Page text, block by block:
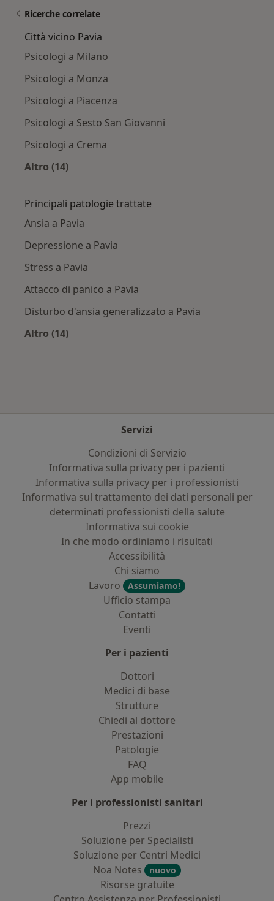
Ricerche correlate
Città vicino Pavia
Psicologi a Milano
Psicologi a Monza
Psicologi a Piacenza
Psicologi a Sesto San Giovanni
Psicologi a Crema
Altro (14)
Principali patologie trattate
Ansia a Pavia
Depressione a Pavia
Stress a Pavia
Attacco di panico a Pavia
Disturbo d'ansia generalizzato a Pavia
Altro (14)
Servizi
Condizioni di Servizio
Informativa sulla privacy per i pazienti
Informativa sulla privacy per i professionisti
Informativa sul trattamento dei dati personali per
determinati professionisti della salute
Informativa sui cookie
In che modo ordiniamo i risultati
Accessibilità
Chi siamo
Lavoro
Assumiamo!
Ufficio stampa
Contatti
Eventi
Per i pazienti
Dottori
Medici di base
Strutture
Chiedi al dottore
Prestazioni
Patologie
FAQ
App mobile
Per i professionisti sanitari
Prezzi
Soluzione per Specialisti
Soluzione per Centri Medici
Noa Notes
nuovo
Risorse gratuite